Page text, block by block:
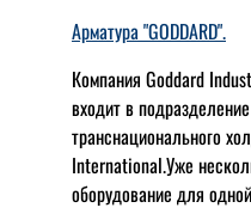
Арматура "GODDARD".
Компания Goddard
входит в
транснационального
International.Уже
оборудование для